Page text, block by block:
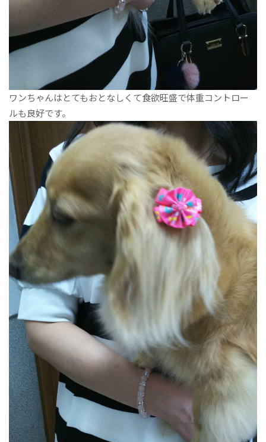
ワンちゃんはとてもおとなしくて食欲旺盛で体重コントロー
ルも良好です。